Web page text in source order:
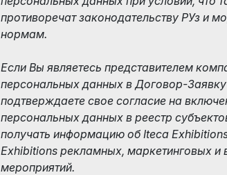
противоречат законодательству РУз и
нормам.
Если Вы являетесь представителем
персональных данных в Договор-
подтверждаете свое согласие на
персональных данных в реестр
получать информацию об Iteca
Exhibitions рекламных, маркетинговых и
мероприятий.